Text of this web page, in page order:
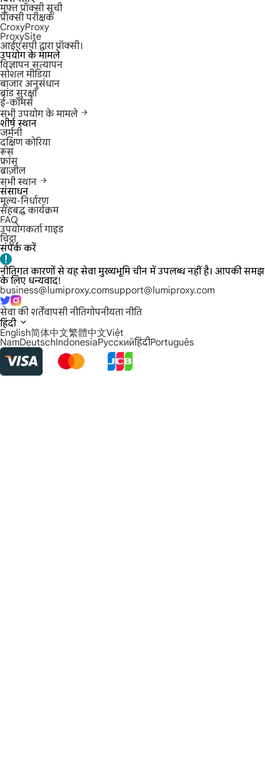
मुफ्त प्रॉक्सी सूची
प्रॉक्सी परीक्षक
CroxyProxy
ProxySite
आईएसपी द्वारा प्रॉक्सी।
उपयोग के मामले
विज्ञापन सत्यापन
सोशल मीडिया
बाजार अनुसंधान
ब्रांड सुरक्षा
ई-कॉमर्स
सभी उपयोग के मामले
शीर्ष स्थान
जर्मनी
दक्षिण कोरिया
रूस
फ्रांस
ब्राज़ील
सभी स्थान
संसाधन
मूल्य-निर्धारण
सहबद्ध कार्यक्रम
FAQ
उपयोगकर्ता गाइड
चिट्ठा
संपर्क करें
नीतिगत कारणों से यह सेवा मुख्यभूमि चीन में उपलब्ध नहीं है। आपकी समझ
के लिए धन्यवाद!
business@lumiproxy.comsupport@lumiproxy.com
सेवा की शर्तेंवापसी नीतिगोपनीयता नीति
हिंदी
English简体中文繁體中文Việt
NamDeutschIndonesiaРусскийहिंदीPortuguês